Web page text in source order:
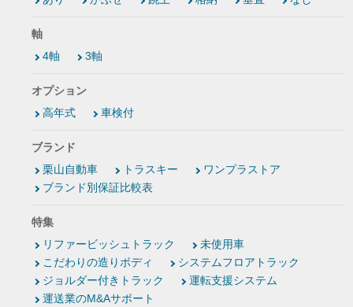
軸
4軸
3軸
オプション
高年式
車検付
ブランド
栗山自動車
トラスキー
ワンプラストア
ブランド別保証比較表
特集
リファービッシュトラック
未使用車
こだわりの造りボディ
システムフロアトラック
ジョルダー付きトラック
運転支援システム
運送業のM&Aサポート